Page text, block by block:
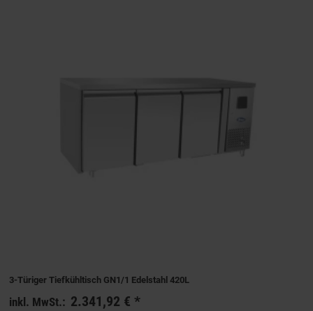
3-Türiger Tiefkühltisch GN1/1 Edelstahl 420L
inkl. MwSt.: 2.341,92 €*